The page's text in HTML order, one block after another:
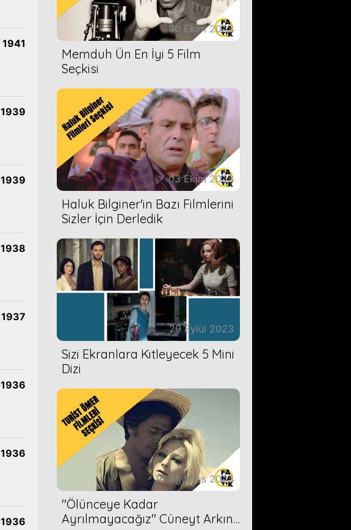
1941
1939
1939
1938
1937
1936
1936
1936
10 Ekim 2023
Memduh Ün En İyi 5 Film
Seçkisi
03 Ekim 2023
Haluk Bilginer'in Bazı Filmlerini
Sizler İçin Derledik
29 Eylül 2023
Sizi Ekranlara Kitleyecek 5 Mini
Dizi
16 Ağustos 2023
''Ölünceye Kadar
Ayrılmayacağız'' Cüneyt Arkın-